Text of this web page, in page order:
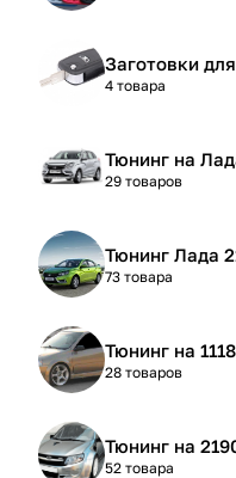
Заготовки
4 товара
Тюнинг на
29 товаров
Тюнинг Лада
73 товара
28 товаров
52 товара